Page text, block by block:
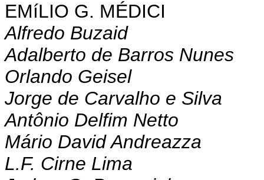
EMíLIO G. MÉDICI
Alfredo Buzaid
Adalberto de Barros Nunes
Orlando Geisel
Jorge de Carvalho e Silva
Antônio Delfim Netto
Mário David Andreazza
L.F. Cirne Lima